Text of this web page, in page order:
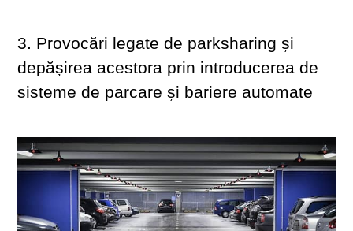
3. Provocări legate de parksharing și
depășirea acestora prin introducerea de
sisteme de parcare și bariere automate